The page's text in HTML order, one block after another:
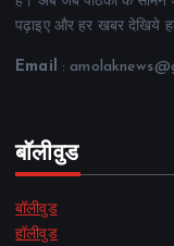
पढ़ाइए और हर खबर देखिये
Email :
बॉलीवुड
बॉलीवुड
हॉलीवुड